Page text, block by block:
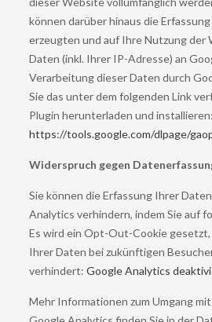
können darüber hinaus die
erzeugten und auf Ihre Nutzung der
Daten (inkl. Ihrer IP-Adresse) an
Verarbeitung dieser Daten durch
Sie das unter dem folgenden Link
Plugin herunterladen und installieren:
https://tools.google.com/dlpage/
Widerspruch gegen
Sie können die Erfassung Ihrer
Analytics verhindern, indem Sie auf
Es wird ein Opt-Out-Cookie gesetzt,
Ihrer Daten bei zukünftigen
verhindert:Google Analytics
Mehr Informationen zum Umgang